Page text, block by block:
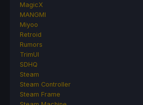
MagicX
MANGMI
Miyoo
Retroid
Rumors
TrimUI
SDHQ
Steam
Steam Controller
Steam Frame